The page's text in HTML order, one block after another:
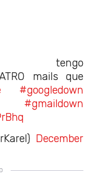
tengo
mails que
#googledown
#gmaildown
December